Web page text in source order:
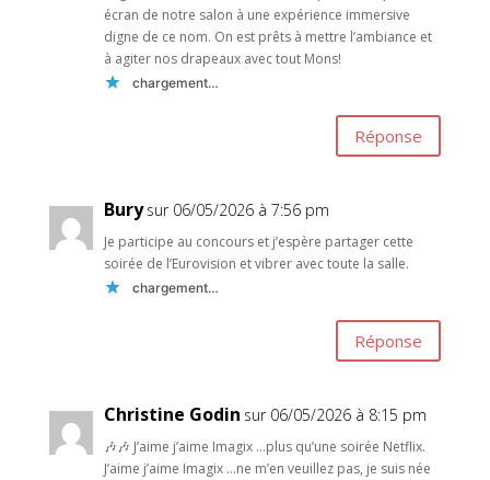
écran de notre salon à une expérience immersive
digne de ce nom. On est prêts à mettre l’ambiance et
à agiter nos drapeaux avec tout Mons!
chargement…
Réponse
Bury sur 06/05/2026 à 7:56 pm
Je participe au concours et j’espère partager cette
soirée de l’Eurovision et vibrer avec toute la salle.
chargement…
Réponse
Christine Godin sur 06/05/2026 à 8:15 pm
🎶🎶 J’aime j’aime Imagix …plus qu’une soirée Netflix.
J’aime j’aime Imagix …ne m’en veuillez pas, je suis née